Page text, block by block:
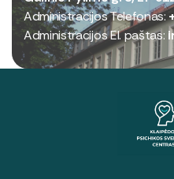
Administracijos Telefonas:
Administracijos El. paštas: